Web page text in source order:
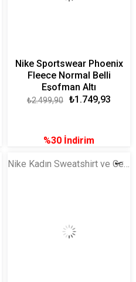
Nike Sportswear Phoenix
Fleece Normal Belli
Eşofman Altı
₺1.749,93
₺2.499,90
%30 İndirim
Nike Kadın Sweatshirt ve Ceket